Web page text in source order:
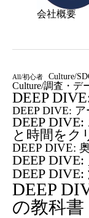
会社概要
All/初心者 Culture/
Culture/調査・デ
DEEP
DEEP DIVE:
DEEP
と時間をク
DEEP DIVE:
DEEP
DEEP
DEEP
の教科書